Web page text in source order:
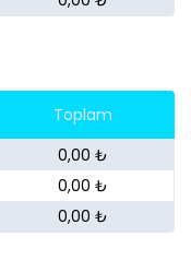
Toplam
0,00 ₺
0,00 ₺
0,00 ₺